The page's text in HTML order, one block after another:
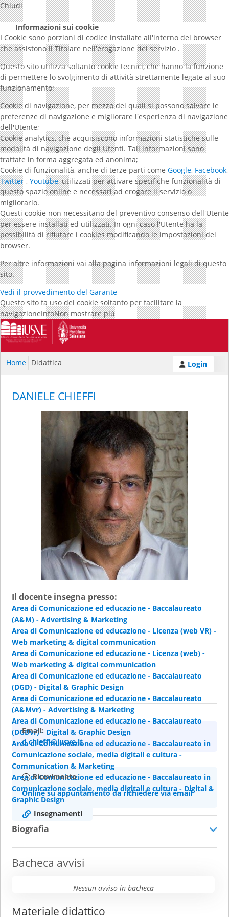
Chiudi
Informazioni sui cookie
I Cookie sono porzioni di codice installate all'interno del browser
che assistono il Titolare nell'erogazione del servizio .
Questo sito utilizza soltanto cookie tecnici, che hanno la funzione
di permettere lo svolgimento di attività strettamente legate al suo
funzionamento:
Cookie di navigazione, per mezzo dei quali si possono salvare le
preferenze di navigazione e migliorare l'esperienza di navigazione
dell'Utente;
Cookie analytics, che acquisiscono informazioni statistiche sulle
modalità di navigazione degli Utenti. Tali informazioni sono
trattate in forma aggregata ed anonima;
Cookie di funzionalità, anche di terze parti comeGoogle,Facebook,
Twitter,Youtube, utilizzati per attivare specifiche funzionalità di
questo spazio online e necessari ad erogare il servizio o
migliorarlo.
Questi cookie non necessitano del preventivo consenso dell'Utente
per essere installati ed utilizzati. In ogni caso l'Utente ha la
possibilità di rifiutare i cookies modificando le impostazioni del
browser.
Per altre informazioni vai alla pagina informazioni legali di questo
sito.
Vedi il provvedimento del Garante
Questo sito fa uso dei cookie soltanto per facilitare la
navigazioneInfoNon mostrare più
Home Didattica Login
DANIELE CHIEFFI
Il docente insegna presso:
Area di Comunicazione ed educazione - Baccalaureato
(A&M) - Advertising & Marketing
Area di Comunicazione ed educazione - Licenza (web VR) -
Web marketing & digital communication
Area di Comunicazione ed educazione - Licenza (web) -
Web marketing & digital communication
Area di Comunicazione ed educazione - Baccalaureato
(DGD) - Digital & Graphic Design
Area di Comunicazione ed educazione - Baccalaureato
(A&Mvr) - Advertising & Marketing
Area di Comunicazione ed educazione - Baccalaureato
(DGDvr) - Digital & Graphic Design
Area di Comunicazione ed educazione - Baccalaureato in
Comunicazione sociale, media digitali e cultura -
Communication & Marketing
Area di Comunicazione ed educazione - Baccalaureato in
Comunicazione sociale, media digitali e cultura - Digital &
Graphic Design
Insegnamenti
Email:
d.chieffi@iusve.it
Ricevimento
Online su appuntamento da richiedere via email
Biografia
Bacheca avvisi
Nessun avviso in bacheca
Materiale didattico